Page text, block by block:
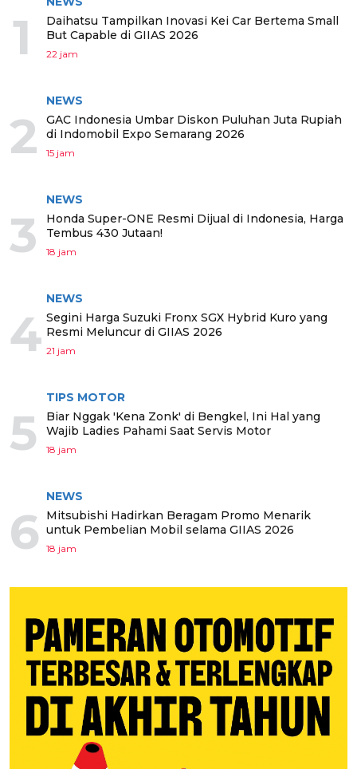
1
Daihatsu Tampilkan Inovasi Kei Car Bertema Small
But Capable di GIIAS 2026
22 jam
2
NEWS
GAC Indonesia Umbar Diskon Puluhan Juta Rupiah
di Indomobil Expo Semarang 2026
15 jam
3
NEWS
Honda Super-ONE Resmi Dijual di Indonesia, Harga
Tembus 430 Jutaan!
18 jam
4
NEWS
Segini Harga Suzuki Fronx SGX Hybrid Kuro yang
Resmi Meluncur di GIIAS 2026
21 jam
5
TIPS MOTOR
Biar Nggak 'Kena Zonk' di Bengkel, Ini Hal yang
Wajib Ladies Pahami Saat Servis Motor
18 jam
6
NEWS
Mitsubishi Hadirkan Beragam Promo Menarik
untuk Pembelian Mobil selama GIIAS 2026
18 jam